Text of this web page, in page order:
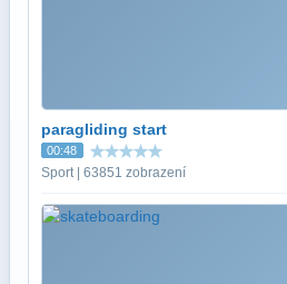
paragliding start
00:48
Sport | 63851 zobrazení